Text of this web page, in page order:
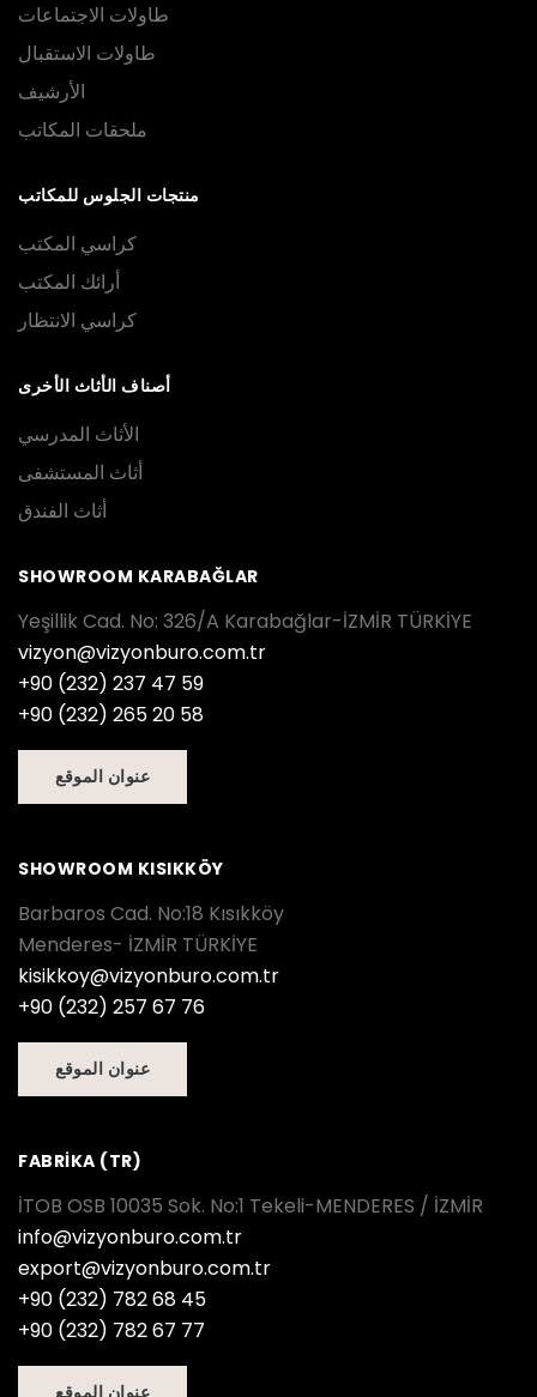
طاولات الاجتماعات
طاولات الاستقبال
الأرشيف
ملحقات المكاتب
منتجات الجلوس للمكاتب
كراسي المكتب
أرائك المكتب
كراسي الانتظار
أصناف الأثاث الأخرى
الأثاث المدرسي
أثاث المستشفى
أثاث الفندق
SHOWROOM KARABAĞLAR
Yeşillik Cad. No: 326/A Karabağlar-İZMİR TÜRKİYE
vizyon@vizyonburo.com.tr
+90 (232) 237 47 59
+90 (232) 265 20 58
عنوان الموقع
SHOWROOM KISIKKÖY
Barbaros Cad. No:18 Kısıkköy
Menderes- İZMİR TÜRKİYE
kisikkoy@vizyonburo.com.tr
+90 (232) 257 67 76
عنوان الموقع
FABRİKA (TR)
İTOB OSB 10035 Sok. No:1 Tekeli-MENDERES / İZMİR
info@vizyonburo.com.tr
export@vizyonburo.com.tr
+90 (232) 782 68 45
+90 (232) 782 67 77